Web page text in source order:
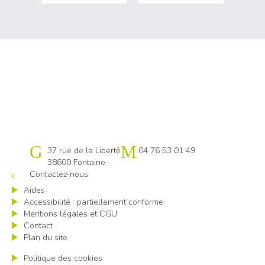
Cap emploi 38
37 rue de la Liberté
38600 Fontaine
04 76 53 01 49
Contactez-nous
Aides
Accessibilité : partiellement conforme
Mentions légales et CGU
Contact
Plan du site
Politique des cookies